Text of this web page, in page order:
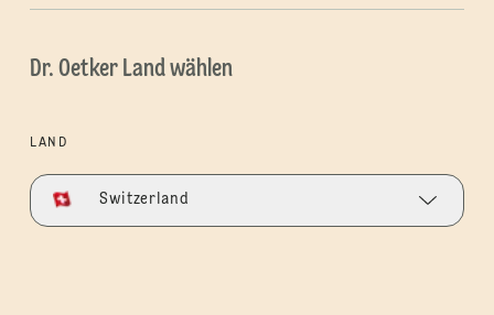
Dr. Oetker Land wählen
LAND
Switzerland